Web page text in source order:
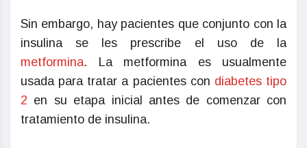
Sin embargo, hay pacientes que conjunto con la
insulina se les prescribe el uso de la
metformina. La metformina es usualmente
usada para tratar a pacientes con diabetes tipo
2 en su etapa inicial antes de comenzar con
tratamiento de insulina.